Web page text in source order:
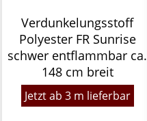
Verdunkelungsstoff
Polyester FR Sunrise
schwer entflammbar ca.
148 cm breit
Jetzt ab 3 m lieferbar